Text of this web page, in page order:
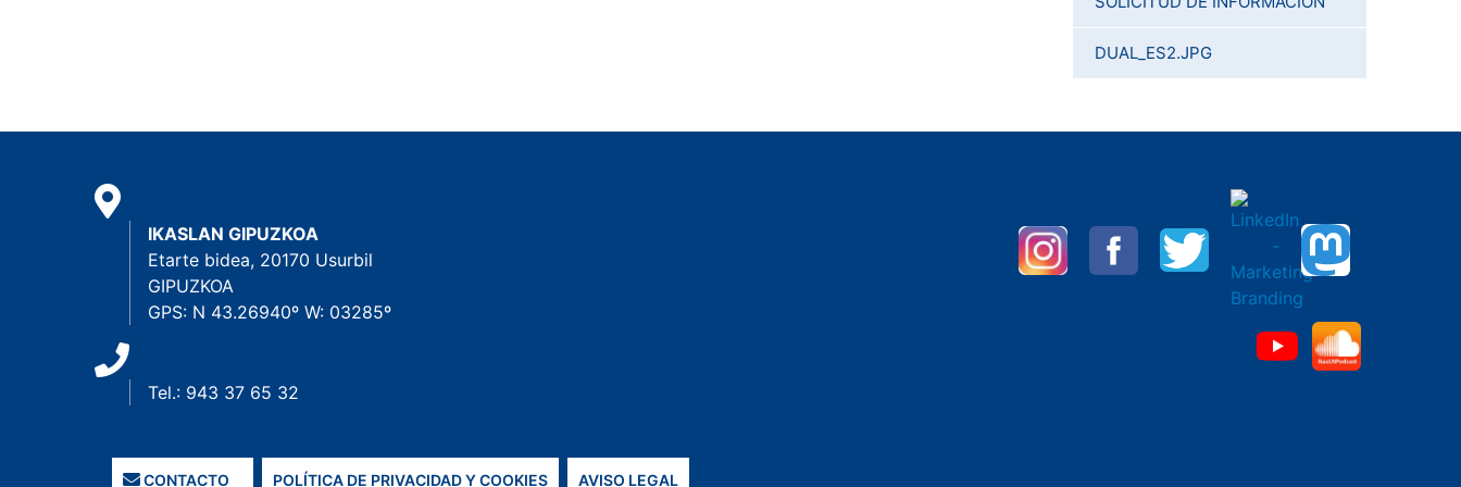
DUAL_ES2.JPG
IKASLAN GIPUZKOA
Etarte bidea, 20170 Usurbil
GIPUZKOA
GPS: N 43.26940º W: 03285º
Tel.: 943 37 65 32
CONTACTO POLÍTICA DE PRIVACIDAD Y COOKIES AVISO LEGAL